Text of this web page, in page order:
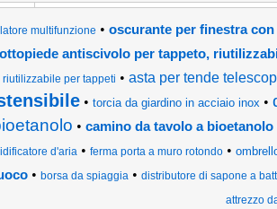
multifunzione • oscurante per finestra
antiscivolo per tappeto,
riutilizzabile per tappeti • asta per tende
• torcia da giardino in acciaio inox •
• camino da tavolo a bioetanolo
d'aria • ferma porta a muro rotondo•
• borsa da spiaggia • distributore di sapone a
attrezzo